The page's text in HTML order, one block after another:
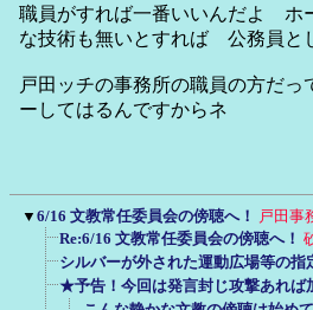
職員がすれば一番いいんだよ ホ
な技術も無いとすれば 公務員と
戸田ッチの事務所の職員の方だ
ーしてはるんですからネ
▼ 6/16 文教常任委員会の傍聴へ！ 戸田事
Re:6/16 文教常任委員会の傍聴へ！
シルバーが外された運動広場等の指
★予告！今回は発言封じ攻撃あれば